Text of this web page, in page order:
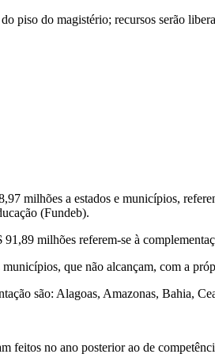
piso do magistério; recursos serão
milhões a estados e municípios,
(Fundeb).
milhões referem-se à
que não alcançam, com a
são: Alagoas, Amazonas, Bahia,
feitos no ano posterior ao de